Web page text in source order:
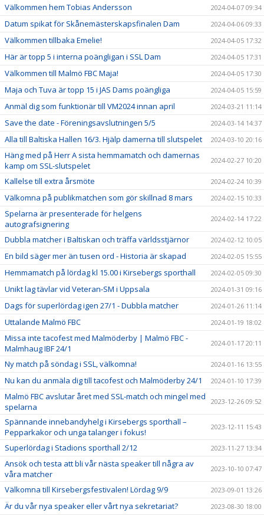
Välkommen hem Tobias Andersson 2024-04-07 09:34
Datum spikat för Skånemästerskapsfinalen Dam 2024-04-06 09:33
Välkommen tillbaka Emelie! 2024-04-05 17:32
Här är topp 5 i interna poängligan i SSL Dam 2024-04-05 17:31
Välkommen till Malmö FBC Maja! 2024-04-05 17:30
Maja och Tuva är topp 15 i JAS Dams poängliga 2024-04-05 15:59
Anmäl dig som funktionär till VM2024 innan april 2024-03-21 11:14
Save the date - Föreningsavslutningen 5/5 2024-03-14 14:37
Alla till Baltiska Hallen 16/3. Hjälp damerna till slutspelet 2024-03-10 20:16
Häng med på Herr A sista hemmamatch och damernas
kamp om SSL-slutspelet
2024-02-27 10:20
Kallelse till extra årsmöte 2024-02-24 10:39
Välkomna på publikmatchen som gör skillnad 8 mars 2024-02-15 10:33
Spelarna är presenterade för helgens
autografsignering
2024-02-14 17:22
Dubbla matcher i Baltiskan och träffa världsstjärnor 2024-02-12 10:05
En bild säger mer än tusen ord - Historia är skapad 2024-02-05 15:55
Hemmamatch på lördag kl 15.00 i Kirsebergs sporthall 2024-02-05 09:30
Unikt lag tävlar vid Veteran-SM i Uppsala 2024-01-31 09:16
Dags för superlördag igen 27/1 - Dubbla matcher 2024-01-26 11:14
Uttalande Malmö FBC 2024-01-19 18:02
Missa inte tacofest med Malmöderby | Malmö FBC -
Malmhaug IBF 24/1
2024-01-17 20:11
Ny match på söndag i SSL, välkomna! 2024-01-16 13:55
Nu kan du anmäla dig till tacofest och Malmöderby 24/1 2024-01-10 17:39
Malmö FBC avslutar året med SSL-match och mingel med
spelarna
2023-12-26 09:52
Spännande innebandyhelg i Kirsebergs sporthall –
Pepparkakor och unga talanger i fokus!
2023-12-11 15:43
Superlördag i Stadions sporthall 2/12 2023-11-27 13:34
Ansök och testa att bli vår nästa speaker till några av
våra matcher
2023-10-10 07:47
Välkomna till Kirsebergsfestivalen! Lördag 9/9 2023-09-01 13:26
Är du vår nya speaker eller vårt nya sekretariat? 2023-08-30 18:00